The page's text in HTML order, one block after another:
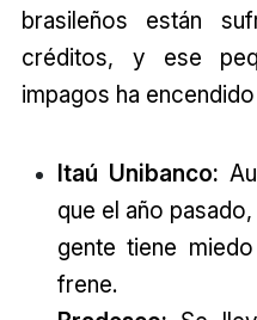
brasileños están
créditos, y ese
impagos ha
Itaú Unibanco:
que el año
gente tiene
frene.